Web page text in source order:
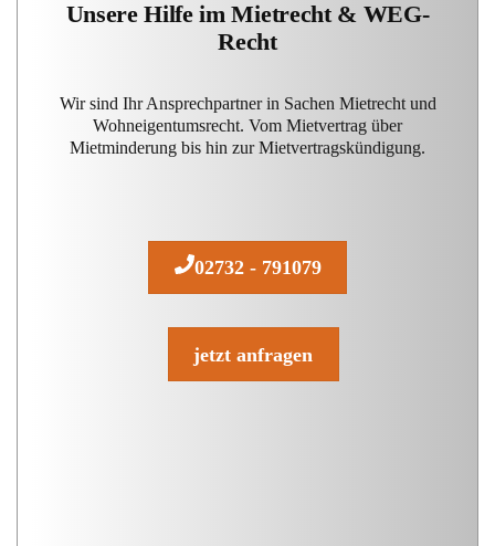
Unsere Hilfe im Mietrecht & WEG-
Recht
Wir sind Ihr Ansprechpartner in Sachen Mietrecht und
Wohneigentumsrecht. Vom Mietvertrag über
Mietminderung bis hin zur Mietvertragskündigung.
02732 - 791079
jetzt anfragen